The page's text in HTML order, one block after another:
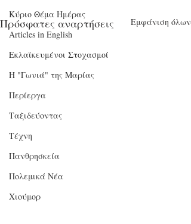
Κύριο Θέμα Ημέρας
Articles in English
Εκλαϊκευμένοι Στοχασμοί
Η "Γωνιά" της Μαρίας
Περίεργα
Ταξιδεύοντας
Τέχνη
Πανθρησκεία
Πολεμικά Νέα
Χιούμορ
Πρόσφατες αναρτήσεις Εμφάνιση όλων